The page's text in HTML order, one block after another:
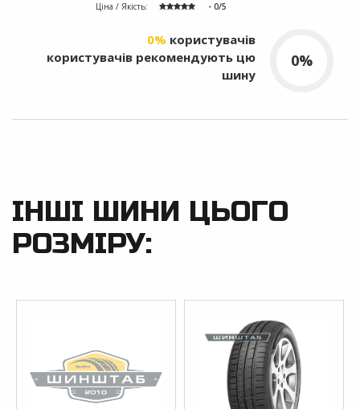
Ціна / Якість:
- 0/5
0%
0% користувачів
користувачів рекомендують цю
шину
ІНШІ ШИНИ ЦЬОГО
РОЗМІРУ: